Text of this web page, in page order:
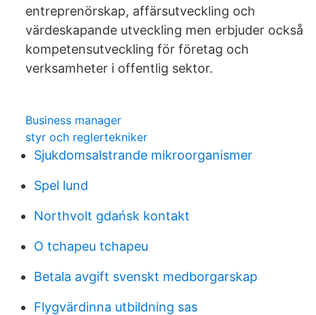
entreprenörskap, affärsutveckling och
värdeskapande utveckling men erbjuder också
kompetensutveckling för företag och
verksamheter i offentlig sektor.
Business manager
styr och reglertekniker
Sjukdomsalstrande mikroorganismer
Spel lund
Northvolt gdańsk kontakt
O tchapeu tchapeu
Betala avgift svenskt medborgarskap
Flygvärdinna utbildning sas